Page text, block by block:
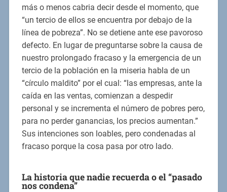
más o menos cabria decir desde el momento, que
“un tercio de ellos se encuentra por debajo de la
línea de pobreza”. No se detiene ante ese pavoroso
defecto. En lugar de preguntarse sobre la causa de
nuestro prolongado fracaso y la emergencia de un
tercio de la población en la miseria habla de un
“círculo maldito” por el cual: “las empresas, ante la
caída en las ventas, comienzan a despedir
personal y se incrementa el número de pobres pero,
para no perder ganancias, los precios aumentan.”
Sus intenciones son loables, pero condenadas al
fracaso porque la cosa pasa por otro lado.
La historia que nadie recuerda o el “pasado
nos condena”